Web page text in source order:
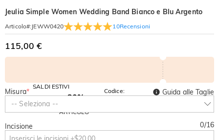
Jeulia Simple Women Wedding Band Bianco e Blu Argento
Articolo#: JEWW0420 10Recensioni
115,00 €
SALDI ESTIVI
-10%
SU TUTTO
-30%
ARTICOLO
Codice:
SUMMER
Misura*
-- Seleziona --
Guida alle Taglie
Incisione 0/16